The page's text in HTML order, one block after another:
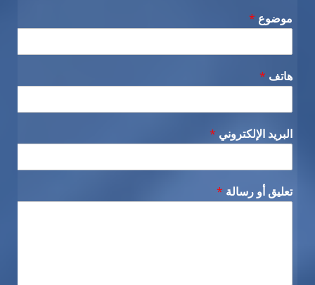
موضوع *
هاتف *
البريد الإلكتروني *
تعليق أو رسالة *